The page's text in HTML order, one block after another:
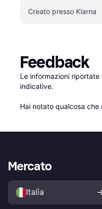
Creato presso Klarna
Feedback
Le informazioni
indicative.
Hai notato qualcosa
Mercato
Italia